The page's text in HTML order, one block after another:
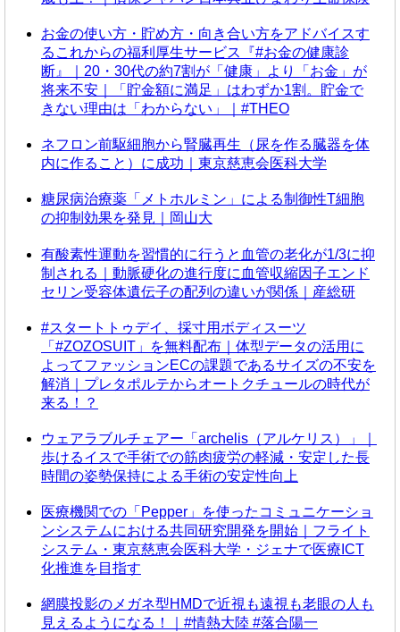
お金の使い方・貯め方・向き合い方をアドバイスす
るこれからの福利厚生サービス『#お金の健康診
断』｜20・30代の約7割が「健康」より「お金」が
将来不安｜「貯金額に満足」はわずか1割。貯金で
きない理由は「わからない」｜#THEO
ネフロン前駆細胞から腎臓再生（尿を作る臓器を体
内に作ること）に成功｜東京慈恵会医科大学
糖尿病治療薬「メトホルミン」による制御性T細胞
の抑制効果を発見｜岡山大
有酸素性運動を習慣的に行うと血管の老化が1/3に抑
制される｜動脈硬化の進行度に血管収縮因子エンド
セリン受容体遺伝子の配列の違いが関係｜産総研
#スタートトゥデイ、採寸用ボディスーツ
「#ZOZOSUIT」を無料配布｜体型データの活用に
よってファッションECの課題であるサイズの不安を
解消｜プレタポルテからオートクチュールの時代が
来る！？
ウェアラブルチェアー「archelis（アルケリス）」｜
歩けるイスで手術での筋肉疲労の軽減・安定した長
時間の姿勢保持による手術の安定性向上
医療機関での「Pepper」を使ったコミュニケーショ
ンシステムにおける共同研究開発を開始｜フライト
システム・東京慈恵会医科大学・ジェナで医療ICT
化推進を目指す
網膜投影のメガネ型HMDで近視も遠視も老眼の人も
見えるようになる！｜#情熱大陸 #落合陽一